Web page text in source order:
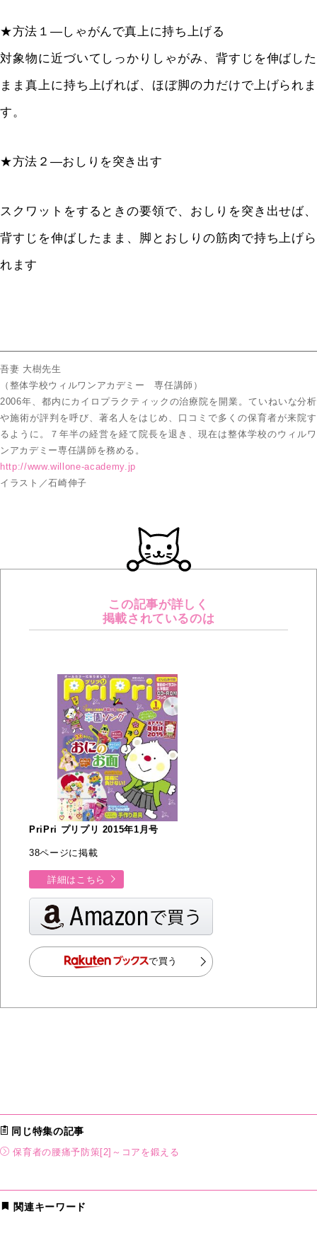
★方法１—しゃがんで真上に持ち上げる
対象物に近づいてしっかりしゃがみ、背すじを伸ばした
まま真上に持ち上げれば、ほぼ脚の力だけで上げられま
す。
★方法２—おしりを突き出す
スクワットをするときの要領で、おしりを突き出せば、
背すじを伸ばしたまま、脚とおしりの筋肉で持ち上げら
れます
吾妻 大樹先生
（整体学校ウィルワンアカデミー 専任講師）
2006年、都内にカイロプラクティックの治療院を開業。ていねいな分析
や施術が評判を呼び、著名人をはじめ、口コミで多くの保育者が来院す
るように。７年半の経営を経て院長を退き、現在は整体学校のウィルワ
ンアカデミー専任講師を務める。
http://www.willone-academy.jp
イラスト／石崎伸子
この記事が詳しく
掲載されているのは
PriPri プリプリ 2015年1月号
38ページに掲載
詳細はこちら
で買う
同じ特集の記事
保育者の腰痛予防策[2]～コアを鍛える
関連キーワード